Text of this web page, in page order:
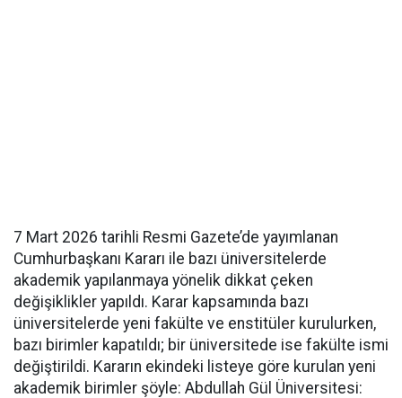
7 Mart 2026 tarihli Resmi Gazete’de yayımlanan
Cumhurbaşkanı Kararı ile bazı üniversitelerde
akademik yapılanmaya yönelik dikkat çeken
değişiklikler yapıldı. Karar kapsamında bazı
üniversitelerde yeni fakülte ve enstitüler kurulurken,
bazı birimler kapatıldı; bir üniversitede ise fakülte ismi
değiştirildi. Kararın ekindeki listeye göre kurulan yeni
akademik birimler şöyle: Abdullah Gül Üniversitesi: